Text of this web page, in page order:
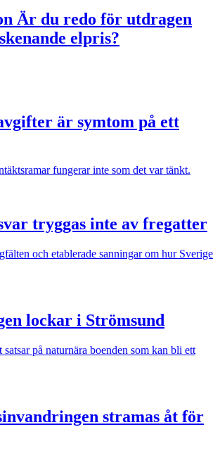
Är du redo för utdragen
elpris?
är symtom på ett
fungerar inte som det var tänkt.
tryggas inte av fregatter
och etablerade sanningar om hur Sverige
lockar i Strömsund
på naturnära boenden som kan bli ett
stramas åt för